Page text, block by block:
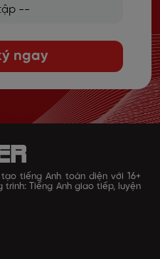
ngay
tiếng Anh toàn diện với 16+
Tiếng Anh giao tiếp, luyện